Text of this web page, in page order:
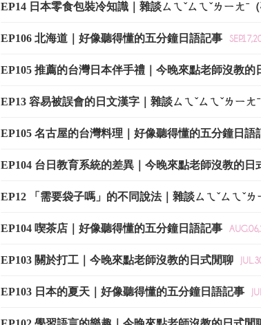
EP14 日本零食包裝冷知識｜雜談ㄙㄟˇㄙㄟˇㄌㄧㄤˉ（
EP106 北海道｜好像聽得懂的五分鐘日語記事
EP105 推薦的台灣日本伴手禮｜今晚來點老師沒教的
EP13 容易被誤會的日文漢字｜雜談ㄙㄟˇㄙㄟˇㄌㄧㄤˉ
EP105 名古屋的台灣料理｜好像聽得懂的五分鐘日語
EP104 台日教育系統的差異｜今晚來點老師沒教的日
EP12 「需要袋子嗎」的不同說法｜雜談ㄙㄟˇㄙㄟˇㄌ
EP104 喫茶店｜好像聽得懂的五分鐘日語記事
EP103 關於打工｜今晚來點老師沒教的日式閒聊
EP103 日本的夏天｜好像聽得懂的五分鐘日語記事